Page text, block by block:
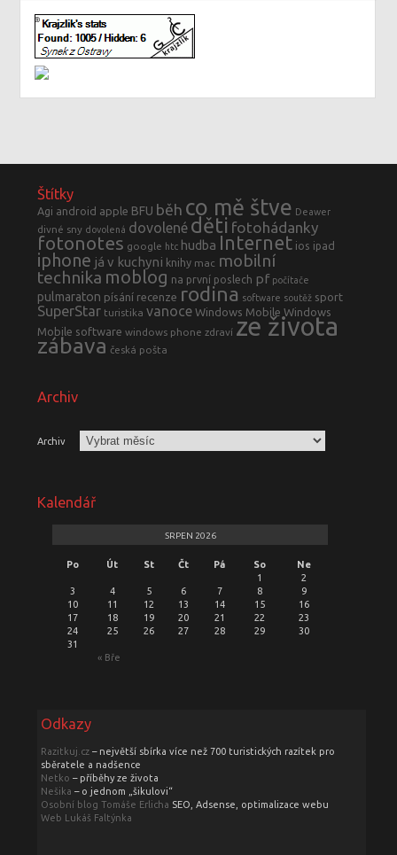
Štítky
Agi android apple BFU běh co mě štve Deawer
divné sny dovolená dovolené děti fotohádanky
fotonotes google htc hudba Internet ios ipad
iphone já v kuchyni knihy mac mobilní
technika moblog na první poslech pf počítače
pulmaraton písání recenze rodina software soutěž sport
SuperStar turistika vanoce Windows Mobile Windows
Mobile software windows phone zdraví ze života
zábava česká pošta
Archiv
Archiv
Kalendář
SRPEN 2026
Po Út St Čt Pá So Ne
« Bře
1
2
3
4 5 6 7 8
9
10
11 12 13 14 15
16
17
18 19 20 21 22
23
24
25 26 27 28 29
30
31
Odkazy
Razitkuj.cz– největší sbírka více než 700 turistických razítek pro
sběratele a nadšence
Netko – příběhy ze života
Nešika – o jednom „šikulovi“
Osobní blog Tomáše Erlicha SEO, Adsense, optimalizace webu
Web Lukáš Faltýnka